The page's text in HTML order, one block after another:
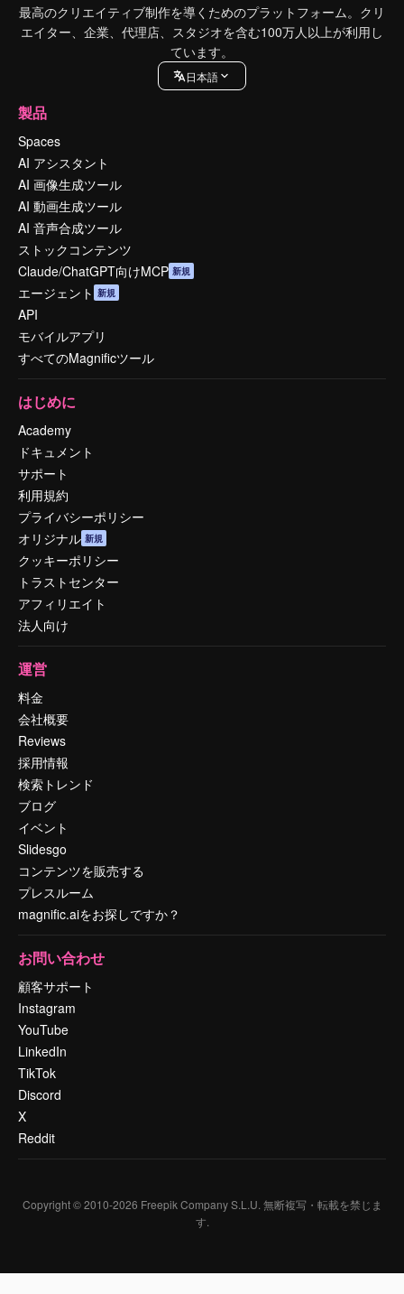
最高のクリエイティブ制作を導くためのプラットフォーム。クリ
エイター、企業、代理店、スタジオを含む100万人以上が利用し
ています。
日本語
製品
Spaces
AI アシスタント
AI 画像生成ツール
AI 動画生成ツール
AI 音声合成ツール
ストックコンテンツ
Claude/ChatGPT向けMCP 新規
エージェント 新規
API
モバイルアプリ
すべてのMagnificツール
はじめに
Academy
ドキュメント
サポート
利用規約
プライバシーポリシー
オリジナル 新規
クッキーポリシー
トラストセンター
アフィリエイト
法人向け
運営
料金
会社概要
Reviews
採用情報
検索トレンド
ブログ
イベント
Slidesgo
コンテンツを販売する
プレスルーム
magnific.aiをお探しですか？
お問い合わせ
顧客サポート
Instagram
YouTube
LinkedIn
TikTok
Discord
X
Reddit
Copyright © 2010-2026 Freepik Company S.L.U. 無断複写・転載を禁じま
す.